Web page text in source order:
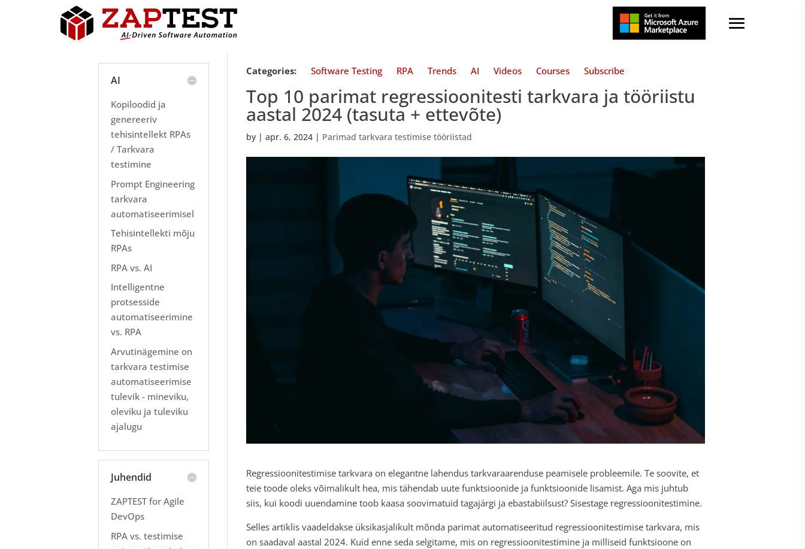
Categories: Software Testing RPA Trends AI Videos Courses Subscribe
Top 10 parimat regressioonitesti tarkvara ja tööriistu
aastal 2024 (tasuta + ettevõte)
by |apr. 6, 2024 | Parimad tarkvara testimise tööriistad
Regressioonitestimise tarkvara on elegantne lahendus tarkvaraarenduse peamisele probleemile. Te soovite, et
teie toode oleks võimalikult hea, mis tähendab uute funktsioonide ja funktsioonide lisamist. Aga mis juhtub
siis, kui koodi uuendamine toob kaasa soovimatuid tagajärgi ja ebastabiilsust? Sisestage regressioonitestimine.
Selles artiklis vaadeldakse üksikasjalikult mõnda parimat automatiseeritud regressioonitestimise tarkvara, mis
on saadaval aastal 2024. Kuid enne seda selgitame, mis on regressioonitestimine ja milliseid funktsioone on
AI
Kopiloodid ja
genereeriv
tehisintellekt RPAs
/ Tarkvara
testimine
Prompt Engineering
tarkvara
automatiseerimisel
Tehisintellekti mõju
RPAs
RPA vs. AI
Intelligentne
protsesside
automatiseerimine
vs. RPA
Arvutinägemine on
tarkvara testimise
automatiseerimise
tulevik - mineviku,
oleviku ja tuleviku
ajalugu
Juhendid
ZAPTEST for Agile
DevOps
RPA vs. testimise